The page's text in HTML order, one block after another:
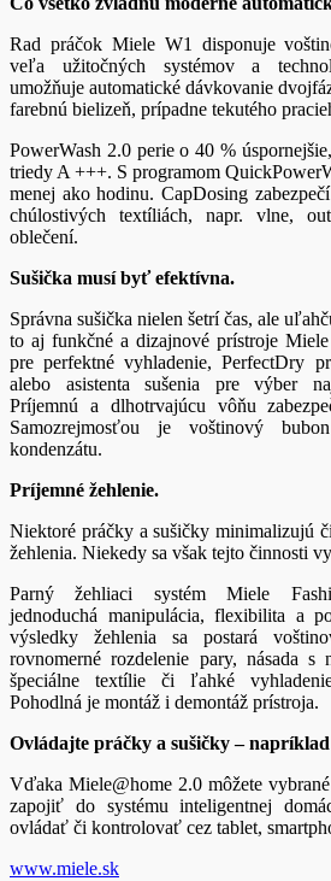
Rad práčok Miele W1 disponuje
veľa užitočných systémov a
umožňuje automatické dávkovanie
farebnú bielizeň, prípadne tekutého
PowerWash 2.0 perie o 40 %
triedy A +++. S programom
menej ako hodinu. CapDosing
chúlostivých textíliách, napr. vlne,
oblečení.
Sušička musí byť efektívna.
Správna sušička nielen šetrí čas, ale
to aj funkčné a dizajnové prístroje
pre perfektné vyhladenie, PerfectDry
alebo asistenta sušenia pre výber
Príjemnú a dlhotrvajúcu vôňu
Samozrejmosťou je voštinový
kondenzátu.
Príjemné žehlenie.
Niektoré práčky a sušičky minimalizujú
žehlenia. Niekedy sa však tejto činnosti
Parný žehliaci systém Miele
jednoduchá manipulácia, flexibilita a
výsledky žehlenia sa postará
rovnomerné rozdelenie pary, násada
špeciálne textílie či ľahké
Pohodlná je montáž i demontáž prístroja.
Ovládajte práčky a sušičky –
Vďaka Miele@home 2.0 môžete
zapojiť do systému inteligentnej
ovládať či kontrolovať cez tablet,
www.miele.sk